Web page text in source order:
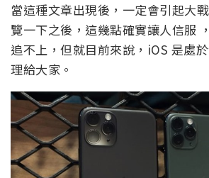
當這種文章出現後，一定會引起大
覽一下之後，這幾點確實讓人信服
追不上，但就目前來說，iOS 是處
理給大家。